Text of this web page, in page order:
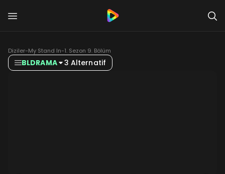
Diziler-My Stand In-1. Sezon 9. Bölüm
BLDRAMA 3 Alternatif